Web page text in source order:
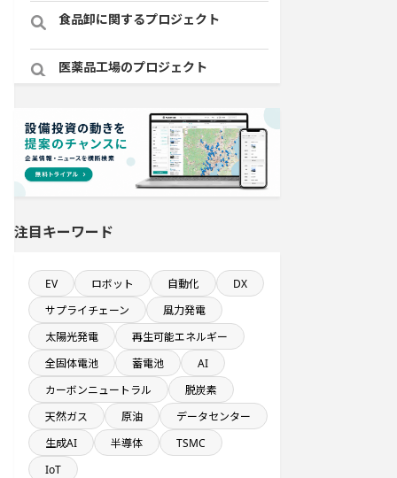
食品卸に関するプロジェクト
医薬品工場のプロジェクト
1000億円以上投資する設備新設計画
自動車関連工場のプロジェクト
直近3か月以内に着工プロジェクト
稼働から約10年経過プロジェクト
発電設備の導入を含む工場プロジェ
クト
九州地方で投資額10億円以上プロジ
注目キーワード
EV ロボット 自動化
DX
サプライチェーン
風力発電
太陽光発電
再生可能エネルギー
全固体電池
蓄電池
AI
カーボンニュートラル
脱炭素
天然ガス
原油
データセンター
生成AI
半導体
TSMC
IoT